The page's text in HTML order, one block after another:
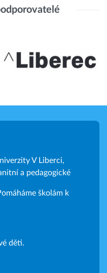
V Liberci,
a pedagogické
školám k
děti.